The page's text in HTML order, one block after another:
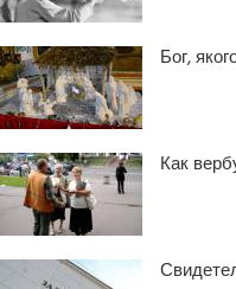
Бог,
Как